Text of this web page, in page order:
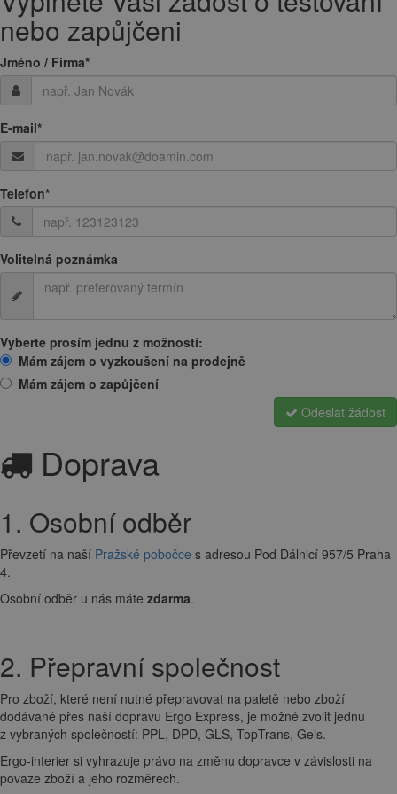
nebo zapůjčeni
Jméno / Firma*
E-mail*
Telefon*
Volitelná poznámka
Vyberte prosím jednu z možností:
Mám zájem o vyzkoušení na prodejně
Mám zájem o zapůjčení
Odeslat žádost
Doprava
1. Osobní odběr
Převzetí na naší Pražské pobočce s adresou Pod Dálnicí 957/5 Praha
4.
Osobní odběr u nás máte zdarma.
2. Přepravní společnost
Pro zboží, které není nutné přepravovat na paletě nebo zboží
dodávané přes naší dopravu Ergo Express, je možné zvolit jednu
z vybraných společností: PPL, DPD, GLS, TopTrans, Geis.
Ergo-interier si vyhrazuje právo na změnu dopravce v závislosti na
povaze zboží a jeho rozměrech.